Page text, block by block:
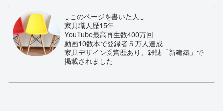
↓このページを書いた人↓
家具職人歴15年
YouTube最高再生数400万回
動画10数本で登録者５万人達成
家具デザイン受賞歴あり。雑誌「新建築」で
掲載されました